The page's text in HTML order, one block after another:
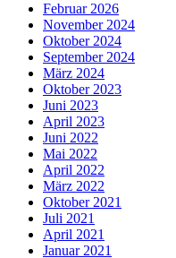
Februar 2026
November 2024
Oktober 2024
September 2024
März 2024
Oktober 2023
Juni 2023
April 2023
Juni 2022
Mai 2022
April 2022
März 2022
Oktober 2021
Juli 2021
April 2021
Januar 2021